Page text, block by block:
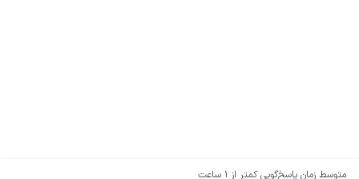
متوسط زمان پاسخ‌گویی کمتر از 1 ساعت